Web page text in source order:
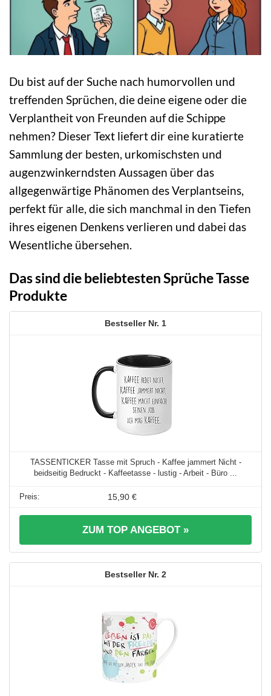
Du bist auf der Suche nach humorvollen und
treffenden Sprüchen, die deine eigene oder die
Verplantheit von Freunden auf die Schippe
nehmen? Dieser Text liefert dir eine kuratierte
Sammlung der besten, urkomischsten und
augenzwinkerndsten Aussagen über das
allgegenwärtige Phänomen des Verplantseins,
perfekt für alle, die sich manchmal in den Tiefen
ihres eigenen Denkens verlieren und dabei das
Wesentliche übersehen.
Das sind die beliebtesten Sprüche Tasse
Produkte
1
TASSENTICKER Tasse mit Spruch - Kaffee jammert Nicht -
beidseitig Bedruckt - Kaffeetasse - lustig - Arbeit - Büro ...
15,90 €
ZUM TOP ANGEBOT »
2